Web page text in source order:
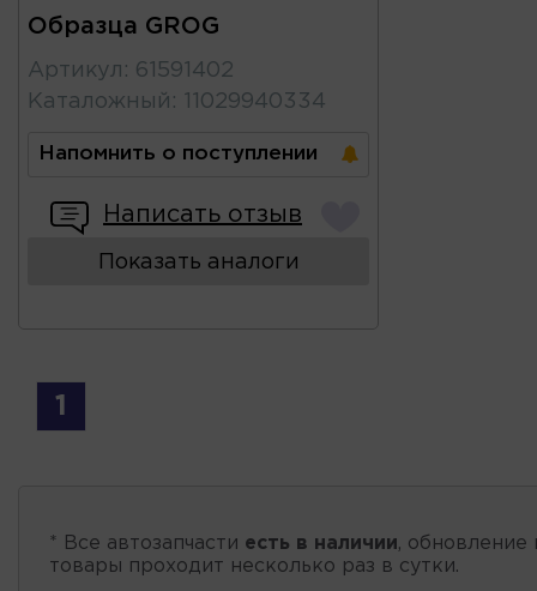
Образца GROG
Артикул : 61591402
Каталожный : 11029940334
Напомнить о поступлении
Написать отзыв
Показать аналоги
1
* Все автозапчасти есть в наличии, обновление
товары проходит несколько раз в сутки.